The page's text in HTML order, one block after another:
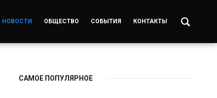
НОВОСТИ ОБЩЕСТВО СОБЫТИЯ КОНТАКТЫ
САМОЕ ПОПУЛЯРНОЕ